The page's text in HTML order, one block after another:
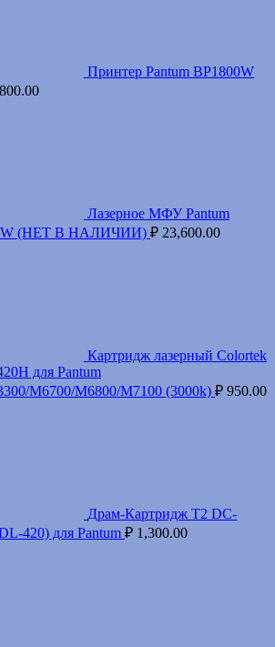
Принтер Pantum BP1800W
Лазерное МФУ Pantum
(НЕТ В НАЛИЧИИ) ₽ 23,600.00
Картридж лазерный Colortek
для Pantum
M6700/M6800/M7100 (3000k) ₽ 950.00
Драм-Картридж T2 DC-
420) для Pantum ₽ 1,300.00